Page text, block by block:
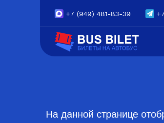
+7 (949) 481-83-39 +7
На данной странице